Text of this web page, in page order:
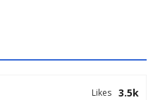
3.5k
Likes